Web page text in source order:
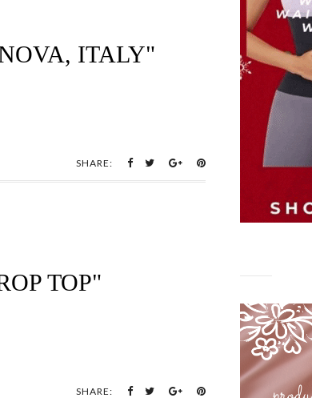
ITALY"
SHARE:
TOP"
SHARE: